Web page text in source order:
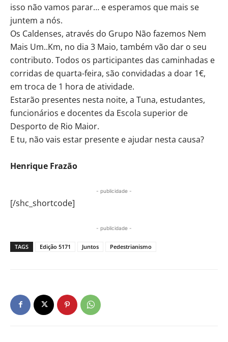
isso não vamos parar… e esperamos que mais se
juntem a nós.
Os Caldenses, através do Grupo Não fazemos Nem
Mais Um..Km, no dia 3 Maio, também vão dar o seu
contributo. Todos os participantes das caminhadas e
corridas de quarta-feira, são convidadas a doar 1€,
em troca de 1 hora de atividade.
Estarão presentes nesta noite, a Tuna, estudantes,
funcionários e docentes da Escola superior de
Desporto de Rio Maior.
E tu, não vais estar presente e ajudar nesta causa?
Henrique Frazão
- publicidade -
[/shc_shortcode]
- publicidade -
TAGS Edição 5171 Juntos Pedestrianismo